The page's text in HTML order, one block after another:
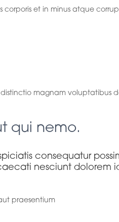
et in minus atque
magnam voluptatibus
qui nemo.
consequatur
nesciunt dolorem
praesentium